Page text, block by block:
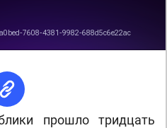
прошло тридцать